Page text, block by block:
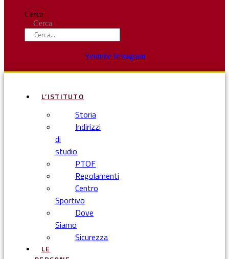
Cerca
Cerca
Youtube Instagram
L’ISTITUTO
Storia
Indirizzi
di
studio
PTOF
Regolamenti
Centro
Sportivo
Dove
Siamo
Sicurezza
LE